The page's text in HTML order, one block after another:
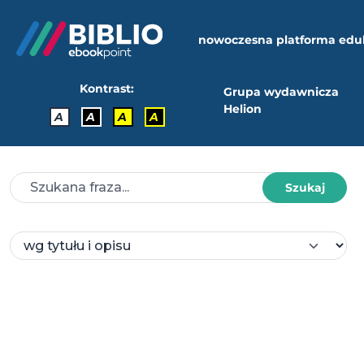
nowoczesna platforma
Kontrast:
A
A A A
Grupa wydawnicza
Helion
Szukaj